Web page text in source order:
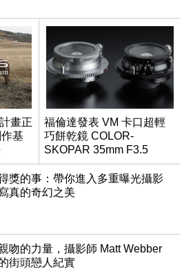
畫正
基
福倫達發表 VM 卡口超輕
巧餅乾鏡 COLOR-
SKOPAR 35mm F3.5
Aspherical
獎的事：帶你進入多重曝光攝影
真的奇幻之美
吻的力量，攝影師 Matt Webber
街頭戀人紀實